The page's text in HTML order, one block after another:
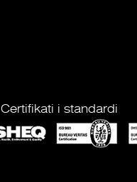
Certifikati i standardi